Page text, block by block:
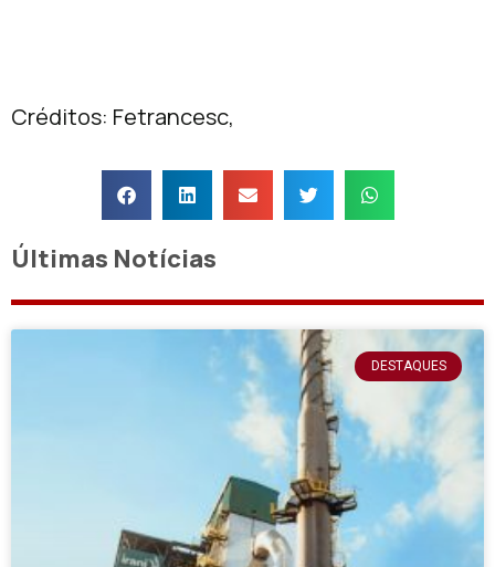
Créditos: Fetrancesc,
DESTAQUES